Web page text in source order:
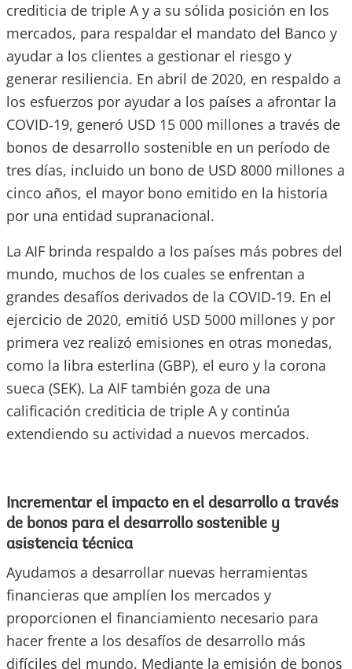
crediticia de triple A y a su sólida posición en los
mercados, para respaldar el mandato del Banco y
ayudar a los clientes a gestionar el riesgo y
generar resiliencia. En abril de 2020, en respaldo a
los esfuerzos por ayudar a los países a afrontar la
COVID‑19, generó USD 15 000 millones a través de
bonos de desarrollo sostenible en un período de
tres días, incluido un bono de USD 8000 millones a
cinco años, el mayor bono emitido en la historia
por una entidad supranacional.
La AIF brinda respaldo a los países más pobres del
mundo, muchos de los cuales se enfrentan a
grandes desafíos derivados de la COVID‑19. En el
ejercicio de 2020, emitió USD 5000 millones y por
primera vez realizó emisiones en otras monedas,
como la libra esterlina (GBP), el euro y la corona
sueca (SEK). La AIF también goza de una
calificación crediticia de triple A y continúa
extendiendo su actividad a nuevos mercados.
Incrementar el impacto en el desarrollo a través
de bonos para el desarrollo sostenible y
asistencia técnica
Ayudamos a desarrollar nuevas herramientas
financieras que amplíen los mercados y
proporcionen el financiamiento necesario para
hacer frente a los desafíos de desarrollo más
difíciles del mundo. Mediante la emisión de bonos